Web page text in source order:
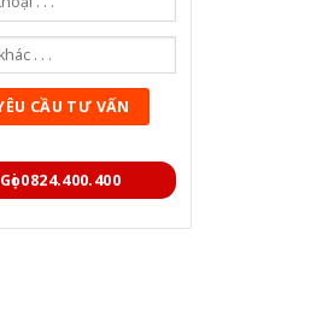
Gọi 0824.400.400